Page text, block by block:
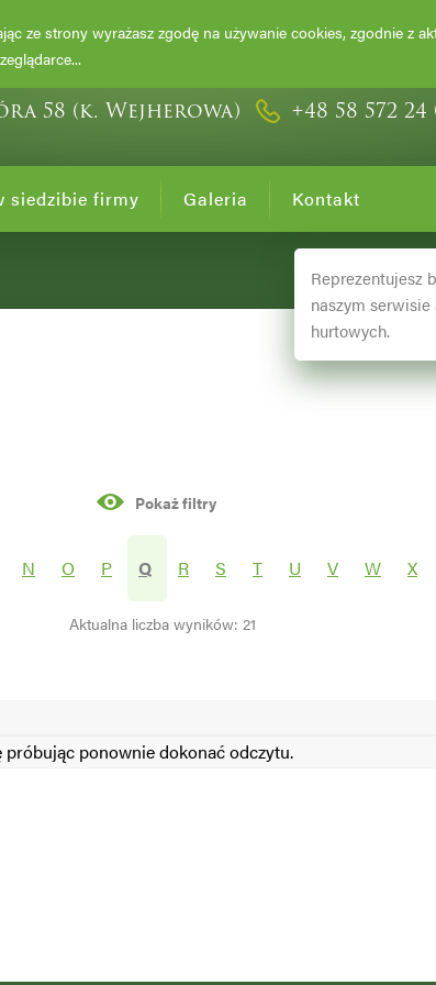
I
58 (k. Wejherowa) +48 58 572 24
siedzibie firmy Galeria Kontakt
Reprezentujesz
naszym
hurtowych.
Pokaż filtry
N O P Q R S T U V W X
Aktualna liczba wyników: 21
ponownie dokonać odczytu.
ze strony wyrażasz zgodę na używanie cookies, zgodnie z